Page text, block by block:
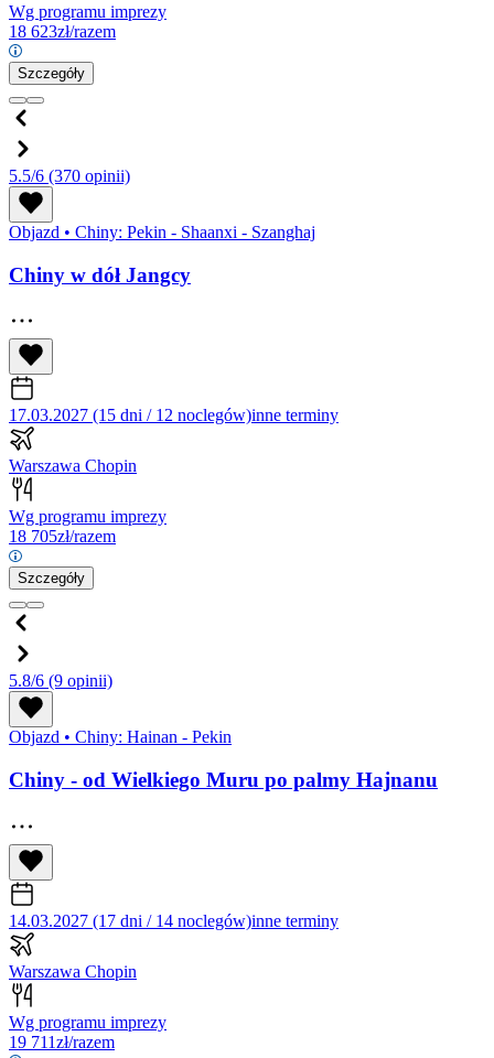
Wg programu imprezy
18 623zł/razem
Szczegóły
5.5/6 (370 opinii)
Objazd • Chiny: Pekin - Shaanxi - Szanghaj
Chiny w dół Jangcy
17.03.2027 (15 dni / 12 noclegów)inne terminy
Warszawa Chopin
Wg programu imprezy
18 705zł/razem
Szczegóły
5.8/6 (9 opinii)
Objazd • Chiny: Hainan - Pekin
Chiny - od Wielkiego Muru po palmy Hajnanu
14.03.2027 (17 dni / 14 noclegów)inne terminy
Warszawa Chopin
Wg programu imprezy
19 711zł/razem